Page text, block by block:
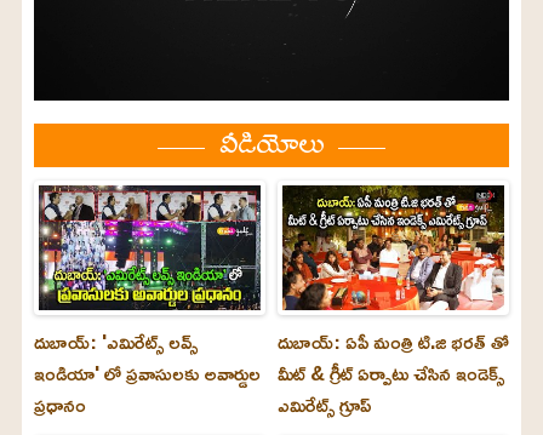
వీడియోలు
దుబాయ్: 'ఎమిరేట్స్ లవ్స్
ఇండియా' లో ప్రవాసులకు అవార్డుల
ప్రధానం
దుబాయ్: ఏపీ మంత్రి టి.జి భరత్ తో
మీట్ & గ్రీట్ ఏర్పాటు చేసిన ఇండెక్స్
ఎమిరేట్స్ గ్రూప్